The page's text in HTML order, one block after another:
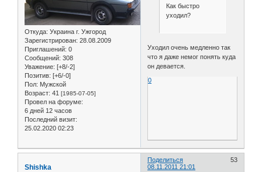
Откуда: Украина г. Ужгород
Зарегистрирован: 28.08.2009
Приглашений: 0
Сообщений: 308
Уважение: [+8/-2]
Позитив: [+6/-0]
Пол: Мужской
Возраст: 41 [1985-07-05]
Провел на форуме:
6 дней 12 часов
Последний визит:
25.02.2020 02:23
Как быстро
уходил?
Уходил очень медленно так
что я даже немог понять куда
он девается.
0
Поделиться
53
08.11.2011 21:01
Shishka